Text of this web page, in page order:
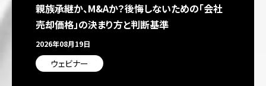
親族承継か、M&Aか？後悔しないための「会社
売却価格」の決まり方と判断基準
2026年08月19日
ウェビナー